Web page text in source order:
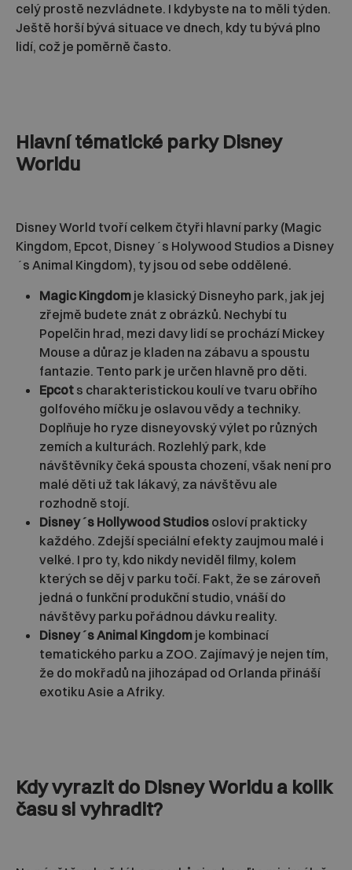
celý prostě nezvládnete. I kdybyste na to měli týden.
Ještě horší bývá situace ve dnech, kdy tu bývá plno
lidí, což je poměrně často.
Hlavní tématické parky Disney
Worldu
Disney World tvoří celkem čtyři hlavní parky (Magic
Kingdom, Epcot, Disney´s Holywood Studios a Disney
´s Animal Kingdom), ty jsou od sebe oddělené.
Magic Kingdom je klasický Disneyho park, jak jej
zřejmě budete znát z obrázků. Nechybí tu
Popelčin hrad, mezi davy lidí se prochází Mickey
Mouse a důraz je kladen na zábavu a spoustu
fantazie. Tento park je určen hlavně pro děti.
Epcot s charakteristickou koulí ve tvaru obřího
golfového míčku je oslavou vědy a techniky.
Doplňuje ho ryze disneyovský výlet po různých
zemích a kulturách. Rozlehlý park, kde
návštěvníky čeká spousta chození, však není pro
malé děti už tak lákavý, za návštěvu ale
rozhodně stojí.
Disney´s Hollywood Studios osloví prakticky
každého. Zdejší speciální efekty zaujmou malé i
velké. I pro ty, kdo nikdy neviděl filmy, kolem
kterých se děj v parku točí. Fakt, že se zároveň
jedná o funkční produkční studio, vnáší do
návštěvy parku pořádnou dávku reality.
Disney´s Animal Kingdom je kombinací
tematického parku a ZOO. Zajímavý je nejen tím,
že do mokřadů na jihozápad od Orlanda přináší
exotiku Asie a Afriky.
Kdy vyrazit do Disney Worldu a kolik
času si vyhradit?